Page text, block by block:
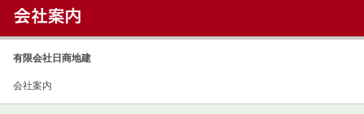
有限会社日商地建
会社案内